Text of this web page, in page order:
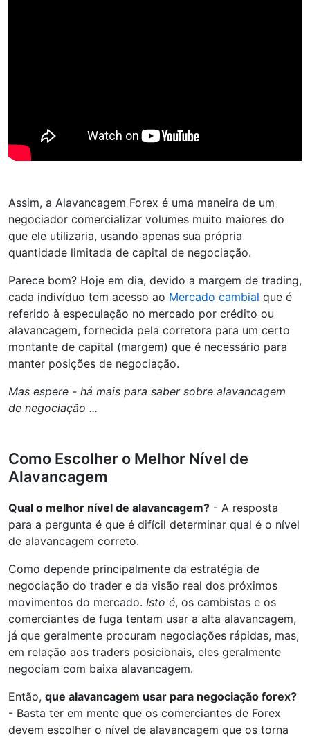
Assim, a Alavancagem Forex é uma maneira de um
negociador comercializar volumes muito maiores do
que ele utilizaria, usando apenas sua própria
quantidade limitada de capital de negociação.
Parece bom? Hoje em dia, devido a margem de trading,
cada indivíduo tem acesso ao Mercado cambial que é
referido à especulação no mercado por crédito ou
alavancagem, fornecida pela corretora para um certo
montante de capital (margem) que é necessário para
manter posições de negociação.
Mas espere - há mais para saber sobre alavancagem
de negociação ...
Como Escolher o Melhor Nível de
Alavancagem
Qual o melhor nível de alavancagem? - A resposta
para a pergunta é que é difícil determinar qual é o nível
de alavancagem correto.
Como depende principalmente da estratégia de
negociação do trader e da visão real dos próximos
movimentos do mercado. Isto é, os cambistas e os
comerciantes de fuga tentam usar a alta alavancagem,
já que geralmente procuram negociações rápidas, mas,
em relação aos traders posicionais, eles geralmente
negociam com baixa alavancagem.
Então, que alavancagem usar para negociação forex?
- Basta ter em mente que os comerciantes de Forex
devem escolher o nível de alavancagem que os torna